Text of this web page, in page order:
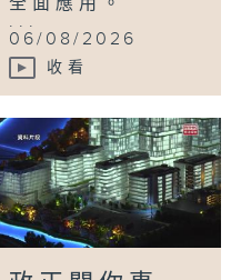
...
06/08/2026
收看